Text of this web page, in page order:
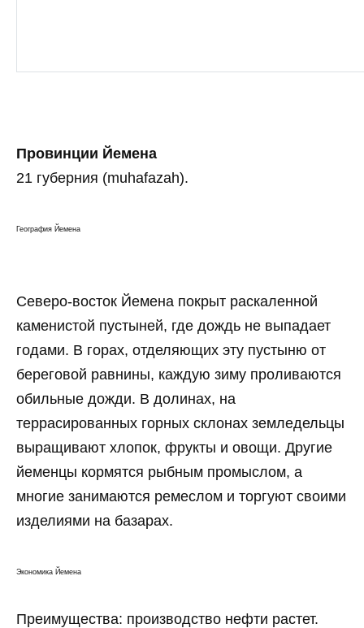
Провинции Йемена
21 губерния (muhafazah).
География Йемена
Северо-восток Йемена покрыт раскаленной
каменистой пустыней, где дождь не выпадает
годами. В горах, отделяющих эту пустыню от
береговой равнины, каждую зиму проливаются
обильные дожди. В долинах, на
террасированных горных склонах земледельцы
выращивают хлопок, фрукты и овощи. Другие
йеменцы кормятся рыбным промыслом, а
многие занимаются ремеслом и торгуют своими
изделиями на базарах.
Экономика Йемена
Преимущества: производство нефти растет.